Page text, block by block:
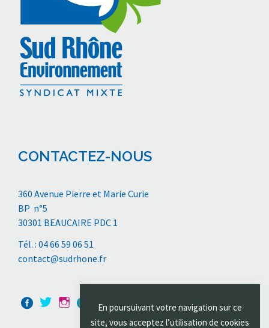
CONTACTEZ-NOUS
360 Avenue Pierre et Marie Curie
BP n°5
30301 BEAUCAIRE PDC 1
Tél. : 04 66 59 06 51
contact@sudrhone.fr
En poursuivant votre navigation sur ce
site, vous acceptez l’utilisation de cookies